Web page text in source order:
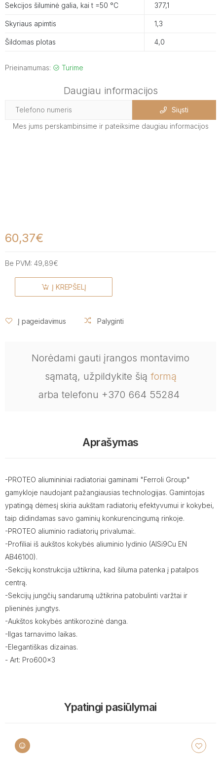
Sekcijos šiluminė galia, kai t =50 °C 377,1
Skyriaus apimtis 1,3
Šildomas plotas 4,0
Prieinamumas: Turime
Daugiau informacijos
Siųsti
Mes jums perskambinsime ir pateiksime daugiau informacijos
60,37€
Be PVM: 49,89€
Į KREPŠELĮ
Į pageidavimus Palyginti
Norėdami gauti įrangos montavimo
sąmatą, užpildykite šią formą
arba telefonu +370 664 55284
Aprašymas
-PROTEO aliumininiai radiatoriai gaminami "Ferroli Group"
gamykloje naudojant pažangiausias technologijas. Gamintojas
ypatingą dėmesį skiria aukštam radiatorių efektyvumui ir kokybei,
taip didindamas savo gaminių konkurencingumą rinkoje.
-PROTEO aliuminio radiatorių privalumai:.
-Profiliai iš aukštos kokybės aliuminio lydinio (AISi9Cu EN
AB46100).
-Sekcijų konstrukcija užtikrina, kad šiluma patenka į patalpos
centrą.
-Sekcijų jungčių sandarumą užtikrina patobulinti varžtai ir
plieninės jungtys.
-Aukštos kokybės antikorozinė danga.
-Ilgas tarnavimo laikas.
-Elegantiškas dizainas.
- Art: Pro600x3
Ypatingi pasiūlymai